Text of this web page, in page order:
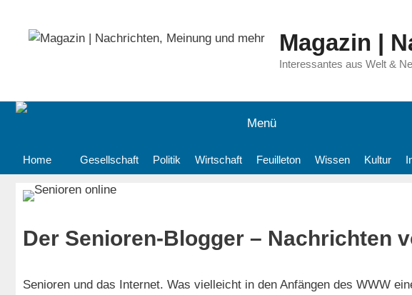
springen
Magazin |
Interessantes aus Welt &
Menü
Home Gesellschaft Politik Wirtschaft Feuilleton Wissen Kultur
Der Senioren-Blogger – Nachrichten
Senioren und das Internet. Was vielleicht in den Anfängen des WWW